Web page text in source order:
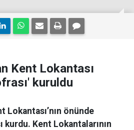
Kent Lokantası
kuruldu
Lokantası’nın önünde
kurdu. Kent Lokantalarının